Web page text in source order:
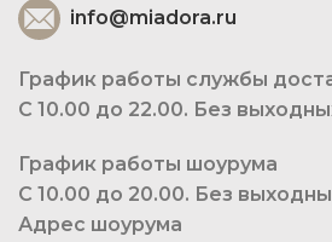
info@miadora.ru
График работы службы
С 10.00 до 22.00. Без
График работы шоурума
С 10.00 до 20.00. Без
Адрес шоурума